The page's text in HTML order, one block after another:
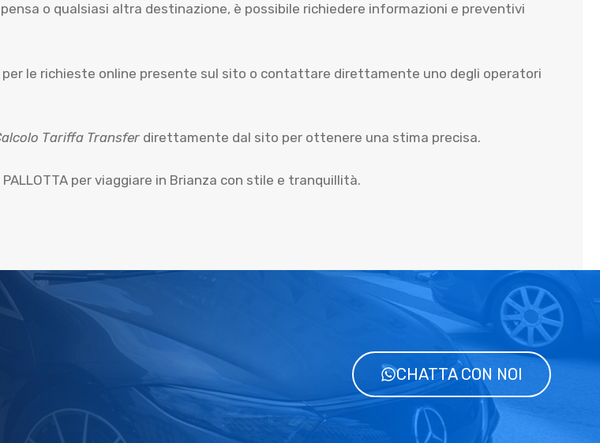
o qualsiasi altra destinazione, è possibile richiedere informazioni e preventivi
per le richieste online presente sul sito o contattare direttamente uno degli operatori
Tariffa Transfer direttamente dal sito per ottenere una stima precisa.
per viaggiare in Brianza con stile e tranquillità.
CHATTA CON NOI